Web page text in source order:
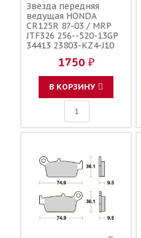
Звезда передняя
ведущая HONDA
CR125R 87-03 / MRP
JTF326 256--520-13GP
34413 23803-KZ4-J10
1750 ₽
В КОРЗИНУ